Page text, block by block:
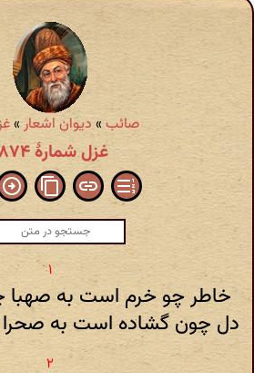
صائب »دیوان اشعار»
غزل شمارهٔ ۱۸۷۴
خاطر چو خرم است به
دل چون گشاده است به